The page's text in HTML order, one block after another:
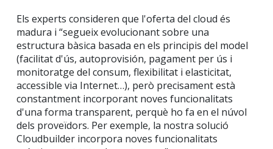
Els experts consideren que l'oferta del cloud és
madura i “segueix evolucionant sobre una
estructura bàsica basada en els principis del model
(facilitat d'ús, autoprovisión, pagament per ús i
monitoratge del consum, flexibilitat i elasticitat,
accessible via Internet…), però precisament està
constantment incorporant noves funcionalitats
d'una forma transparent, perquè ho fa en el núvol
dels proveïdors. Per exemple, la nostra solució
Cloudbuilder incorpora noves funcionalitats